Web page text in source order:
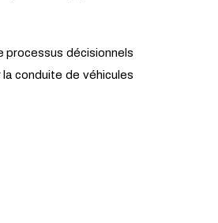
processus décisionnels
conduite de véhicules